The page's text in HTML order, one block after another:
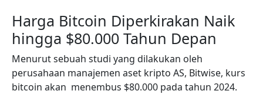
Harga Bitcoin Diperkirakan Naik
hingga $80.000 Tahun Depan
Menurut sebuah studi yang dilakukan oleh
perusahaan manajemen aset kripto AS, Bitwise, kurs
bitcoin akan menembus $80.000 pada tahun 2024.